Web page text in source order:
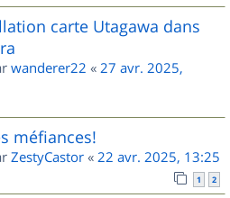
carte Utagawa dans
wanderer22 « 27 avr. 2025,
méfiances!
ZestyCastor « 22 avr. 2025, 13:25
1 2